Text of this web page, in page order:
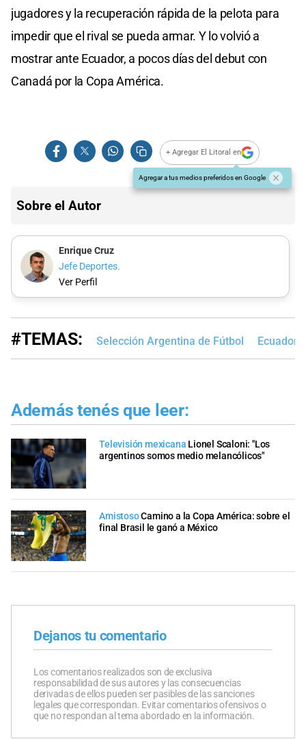
jugadores y la recuperación rápida de la pelota para
impedir que el rival se pueda armar. Y lo volvió a
mostrar ante Ecuador, a pocos días del debut con
Canadá por la Copa América.
+ Agregar El Litoral en
Agregar a tus medios preferidos en Google
Sobre el Autor
Enrique Cruz
Jefe Deportes.
Ver Perfil
#TEMAS: Selección Argentina de Fútbol Ecuador
Además tenés que leer:
Televisión mexicana Lionel Scaloni: "Los
argentinos somos medio melancólicos"
AmistosoCamino a la Copa América: sobre el
final Brasil le ganó a México
Dejanos tu comentario
Los comentarios realizados son de exclusiva
responsabilidad de sus autores y las consecuencias
derivadas de ellos pueden ser pasibles de las sanciones
legales que correspondan. Evitar comentarios ofensivos o
que no respondan al tema abordado en la información.